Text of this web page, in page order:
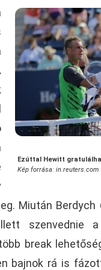
Ezúttal Hewitt
Kép forrása: in.reuters.com
Miután
szenvednie
break
bajnok rá is